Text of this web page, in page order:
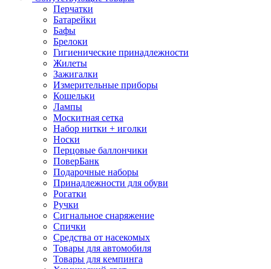
Перчатки
Батарейки
Бафы
Брелоки
Гигиенические принадлежности
Жилеты
Зажигалки
Измерительные приборы
Кошельки
Лампы
Москитная сетка
Набор нитки + иголки
Носки
Перцовые баллончики
ПоверБанк
Подарочные наборы
Принадлежности для обуви
Рогатки
Ручки
Сигнальное снаряжение
Спички
Средства от насекомых
Товары для автомобиля
Товары для кемпинга